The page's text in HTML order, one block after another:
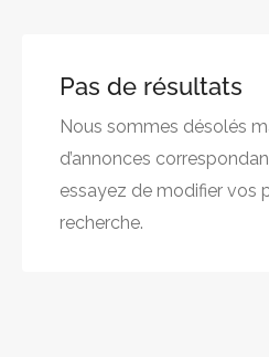
Pas de résultats
Nous sommes désolés
d’annonces
essayez de modifier vos
recherche.